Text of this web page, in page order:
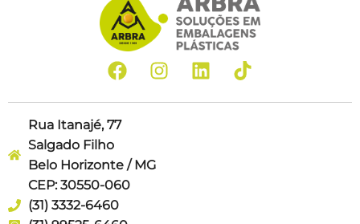
Rua Itanajé, 77
Salgado Filho
Belo Horizonte / MG
CEP: 30550-060
(31) 3332-6460